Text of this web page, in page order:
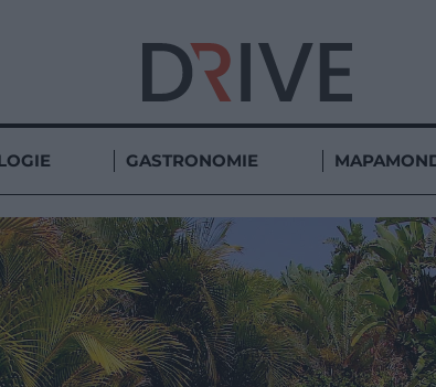
GASTRONOMIE